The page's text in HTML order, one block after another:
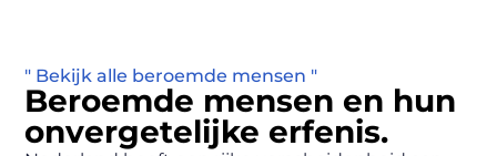
" Bekijk alle beroemde mensen "
Beroemde mensen en hun
onvergetelijke erfenis.